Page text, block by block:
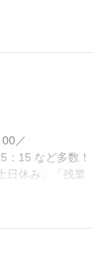
／
15 など多数！
日休み」「残業
案内致しま